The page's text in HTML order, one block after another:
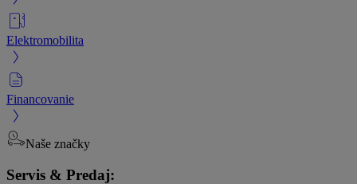
Elektromobilita
Financovanie
Naše značky
Servis & Predaj: